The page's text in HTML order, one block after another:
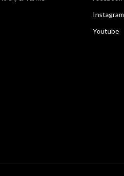
Instagram
Youtube